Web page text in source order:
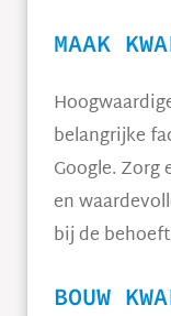
MAAK
belangrijke
Google.
en
bij de
BOUW